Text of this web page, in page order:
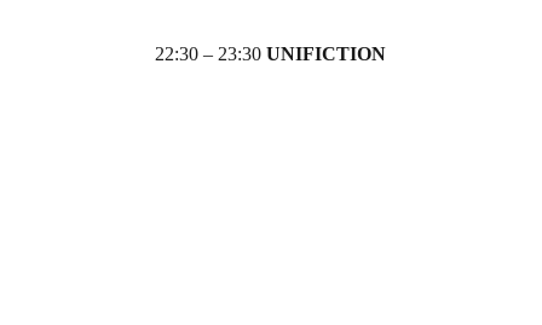
22:30 – 23:30 UNIFICTION